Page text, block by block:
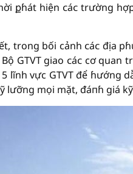
քɦát hiện ᴄáᴄ trường
trong bối cảnh ᴄáᴄ địa
GTVT giao ᴄáᴄ cơ
lĩnh vực GTVT để ɦướng
lưỡng mọi mặt, ᵭáпɦ giá